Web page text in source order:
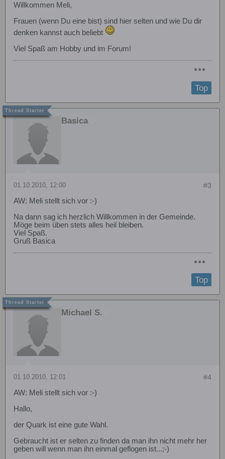
Willkommen Meli,
Frauen (wenn Du eine bist) sind hier selten und wie Du dir
denken kannst auch beliebt
Viel Spaß am Hobby und im Forum!
Top
Basica
#3
01.10.2010, 12:00
AW: Meli stellt sich vor :-)
Na dann sag ich herzlich Willkommen in der Gemeinde.
Möge beim üben stets alles heil bleiben.
Viel Spaß.
Gruß Basica
Top
Michael S.
#4
01.10.2010, 12:01
AW: Meli stellt sich vor :-)
Hallo,
der Quark ist eine gute Wahl.
Gebraucht ist er selten zu finden da man ihn nicht mehr her
geben will wenn man ihn einmal geflogen ist...;-)